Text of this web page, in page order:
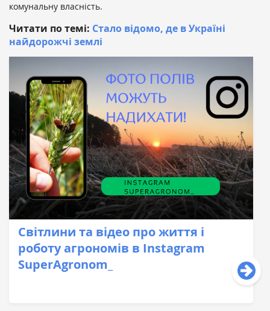
комунальну власність.
Читати по темі: Стало відомо, де в Україні
найдорожчі землі
Світлини та відео про життя і
роботу агрономів в Instagram
SuperAgronom_